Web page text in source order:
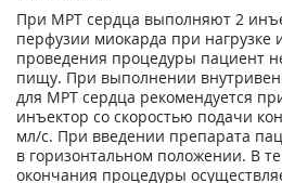
При МРТ сердца выполняют 2
перфузии миокарда при нагрузке
проведения процедуры пациент
пищу. При выполнении
для МРТ сердца рекомендуется
инъектор со скоростью подачи
мл/с. При введении препарата
в горизонтальном положении. В
окончания процедуры